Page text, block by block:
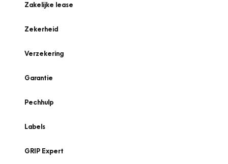
Zakelijke lease
Zekerheid
Verzekering
Garantie
Pechhulp
Labels
GRIP Expert